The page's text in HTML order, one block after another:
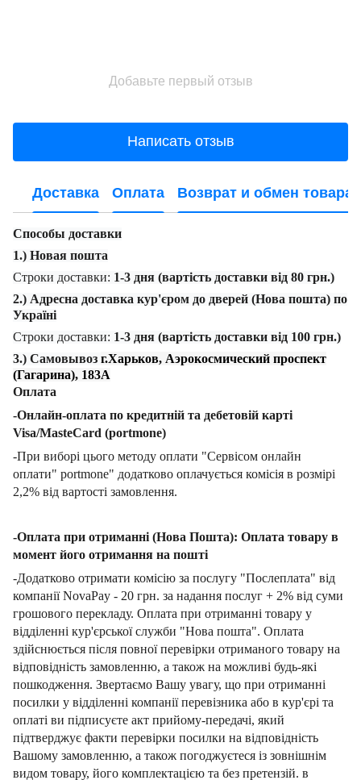
Добавьте первый отзыв
Написать отзыв
Доставка Оплата Возврат и обмен товара
Способы доставки
1.) Новая пошта
Строки доставки: 1-3 дня (вартість доставки від 80 грн.)
2.) Адресна доставка кур'єром до дверей (Нова пошта) по
Україні
Строки доставки: 1-3 дня (вартість доставки від 100 грн.)
3.) Самовывоз г.Харьков, Аэрокосмический проспект
(Гагарина), 183А
Оплата
-Онлайн-оплата по кредитній та дебетовій карті
Visa/MasteCard (portmone)
-При виборі цього методу оплати "Сервісом онлайн
оплати" portmone" додатково оплачується комісія в розмірі
2,2% від вартості замовлення.
-Оплата при отриманні (Нова Пошта): Оплата товару в
момент його отримання на пошті
-Додатково отримати комісію за послугу "Послеплата" від
компанії NovaPay - 20 грн. за надання послуг + 2% від суми
грошового перекладу. Оплата при отриманні товару у
відділенні кур'єрської служби "Нова пошта". Оплата
здійснюється після повної перевірки отриманого товару на
відповідність замовленню, а також на можливі будь-які
пошкодження. Звертаємо Вашу увагу, що при отриманні
посилки у відділенні компанії перевізника або в кур'єрі та
оплаті ви підписуєте акт прийому-передачі, який
підтверджує факти перевірки посилки на відповідність
Вашому замовленню, а також погоджуєтеся із зовнішнім
видом товару, його комплектацією та без претензій. в